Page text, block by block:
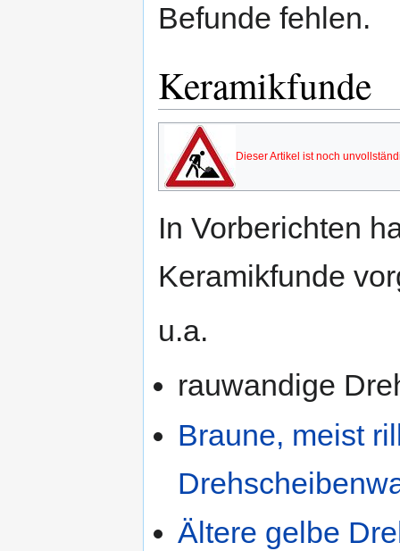
Befunde fehlen.
Keramikfunde
Dieser Artikel ist noch
In Vorberichten
Keramikfunde
u.a.
rauwandige
Braune, meist
Ältere gelbe